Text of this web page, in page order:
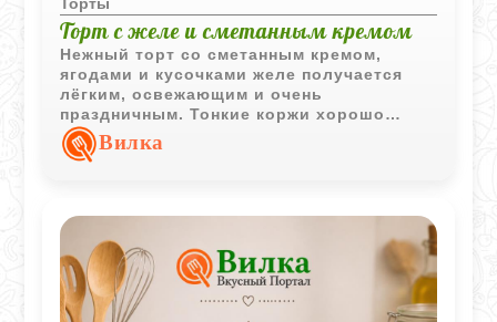
Торт с желе и сметанным кремом
Нежный торт со сметанным кремом,
ягодами и кусочками желе получается
лёгким, освежающим и очень
праздничным. Тонкие коржи хорошо
пропитываются кремом, а ягодное желе
добавляет приятную кислинку и
Вилка